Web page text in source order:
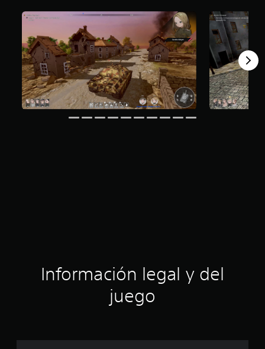
Información legal y del
juego